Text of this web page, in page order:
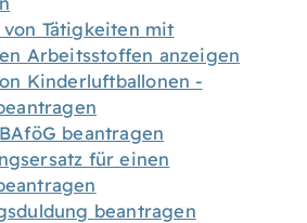
Tätigkeiten mit
Arbeitsstoffen anzeigen
Kinderluftballonen -
beantragen
für einen
beantragen